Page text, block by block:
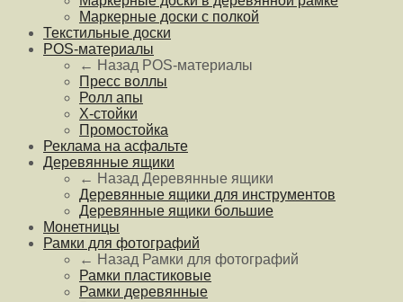
Маркерные доски с полкой
Текстильные доски
POS-материалы
← Назад POS-материалы
Пресс воллы
Ролл апы
Х-стойки
Промостойка
Реклама на асфальте
Деревянные ящики
← Назад Деревянные ящики
Деревянные ящики для инструментов
Деревянные ящики большие
Монетницы
Рамки для фотографий
← Назад Рамки для фотографий
Рамки пластиковые
Рамки деревянные